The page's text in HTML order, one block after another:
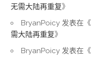
无需大陆再重复》
BryanPoicy 发表在《
需大陆再重复》
BryanPoicy 发表在《